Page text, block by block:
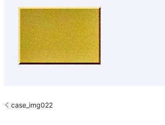
case_img022